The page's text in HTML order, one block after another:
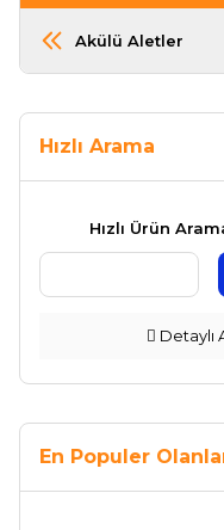
Akülü Aletler
Hızlı Arama
Hızlı Ürün
Detaylı
En Populer